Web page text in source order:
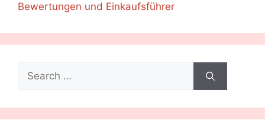
Bewertungen und Einkaufsführer
Search
for: